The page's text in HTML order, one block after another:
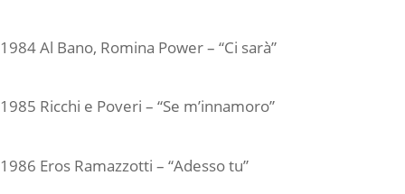
1984 Al Bano, Romina Power – “Ci sarà”
1985 Ricchi e Poveri – “Se m’innamoro”
1986 Eros Ramazzotti – “Adesso tu”